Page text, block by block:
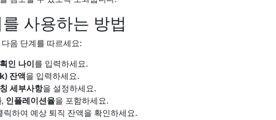
사용하는 방법
음 단계를 따르세요:
인 나이를 입력하세요.
잔액을 입력하세요.
세부사항을 설정하세요.
, 인플레이션율을 포함하세요.
하여 예상 퇴직 잔액을 확인하세요.